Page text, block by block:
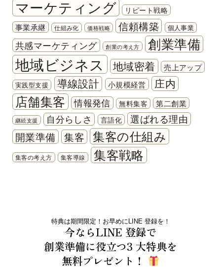
マーケティング リピート戦略
事業承継 仕組み化 価格戦略 信頼構築 個人事業
共感マーケティング 創業の考え方 創業準備
地域ビジネス 地域密着 売上アップ
実践型支援 導線設計 小規模経営 庄内
店舗集客 情報発信 無料集客 第二創業
継続支援 自分らしさ 言語化 選ばれる理由
開業準備 集客 集客の仕組み
集客の考え方 集客導線 集客戦略
特典は期間限定！お早めにLINE 登録を！
今ならLINE 登録で
創業準備に役立つ3 大特典を
無料プレゼント！